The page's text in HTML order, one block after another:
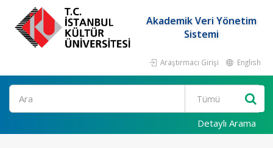
Akademik Veri Yönetim
Sistemi
Araştırmacı Girişi English
Ara
Detaylı Arama